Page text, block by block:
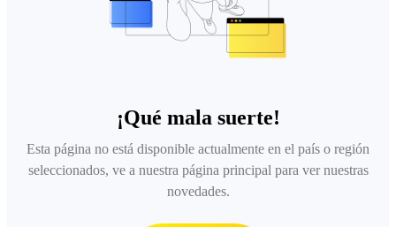
¡Qué mala suerte!
Esta página no está disponible actualmente en el país o región
seleccionados, ve a nuestra página principal para ver nuestras
novedades.